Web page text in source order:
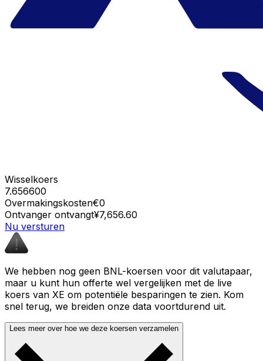
Wisselkoers
7.656600
Overmakingskosten€0
Ontvanger ontvangt¥7,656.60
Nu versturen
We hebben nog geen BNL-koersen voor dit valutapaar,
maar u kunt hun offerte wel vergelijken met de live
koers van XE om potentiële besparingen te zien. Kom
snel terug, we breiden onze data voortdurend uit.
Lees meer over hoe we deze koersen verzamelen